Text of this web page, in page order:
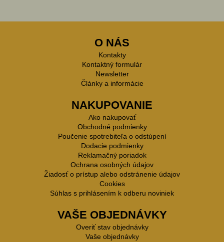
O NÁS
Kontakty
Kontaktný formulár
Newsletter
Články a informácie
NAKUPOVANIE
Ako nakupovať
Obchodné podmienky
Poučenie spotrebiteľa o odstúpení
Dodacie podmienky
Reklamačný poriadok
Ochrana osobných údajov
Žiadosť o prístup alebo odstránenie údajov
Cookies
Súhlas s prihlásením k odberu noviniek
VAŠE OBJEDNÁVKY
Overiť stav objednávky
Vaše objednávky